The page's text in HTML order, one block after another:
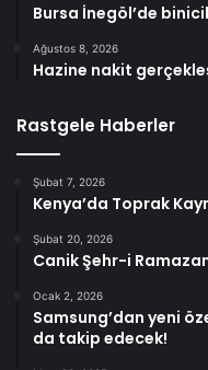
Bursa İnegöl’de
Ağustos 8, 2026
Hazine nakit
Rastgele Haberler
Şubat 7, 2026
Kenya’da Toprak
Şubat 20, 2026
Canik Şehr-i
Ocak 2, 2026
Samsung’dan yeni
da takip edecek!